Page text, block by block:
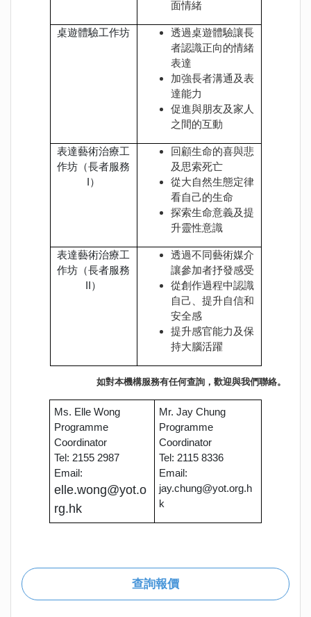
面情緒
桌遊體驗工作坊
透過桌遊體驗讓長
者認識正向的情緒
表達
加強長者溝通及表
達能力
促進與朋友及家人
之間的互動
表達藝術治療工
作坊（長者服務
I）
回顧生命的喜與悲
及思索死亡
從大自然生態定律
看自己的生命
探索生命意義及提
升靈性意識
表達藝術治療工
作坊（長者服務
II）
透過不同藝術媒介
讓參加者抒發感受
從創作過程中認識
自己、提升自信和
安全感
提升感官能力及保
持大腦活躍
如對本機構服務有任何查詢，歡迎與我們聯絡。
Ms. Elle Wong
Programme
Coordinator
Tel: 2155 2987
Email:
elle.wong@yot.o
rg.hk
Mr. Jay Chung
Programme
Coordinator
Tel: 2115 8336
Email:
jay.chung@yot.org.h
k
查詢報價